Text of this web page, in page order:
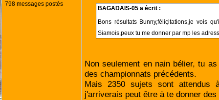
798 messages postés
BAGADAIS-05 a écrit :
Bons résultats Bunny,féliçitations,je vois
Siamois,peux tu me donner par mp les
Non seulement en nain bélier, tu
des championnats précédents.
Mais 2350 sujets sont attendus
j'arriverais peut être à te donner